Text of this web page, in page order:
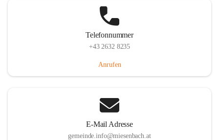
Telefonnummer
+43 2632 8235
Anrufen
E-Mail Adresse
gemeinde.info@miesenbach.at